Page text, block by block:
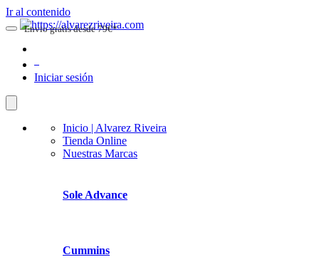
Ir al contenido
Iniciar sesión
Inicio | Alvarez Riveira
Tienda Online
Nuestras Marcas
Sole Advance
Cummins
Envio gratis desde 79€*